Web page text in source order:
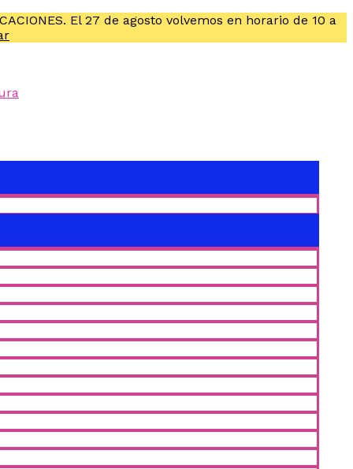
El 27 de agosto volvemos en horario de 10 a